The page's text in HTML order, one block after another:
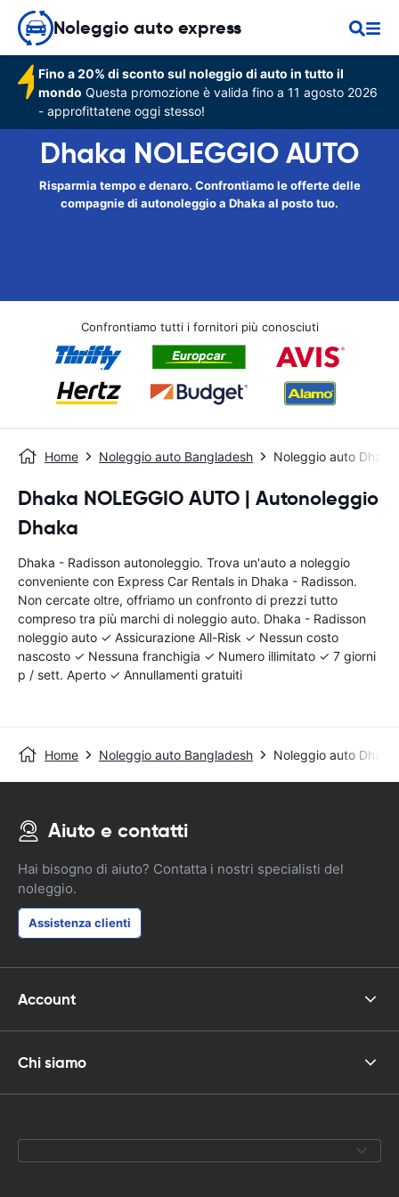
Noleggio auto express
Fino a 20% di sconto sul noleggio di auto in tutto il
mondo Questa promozione è valida fino a 11 agosto 2026
- approfittatene oggi stesso!
Dhaka NOLEGGIO AUTO
Risparmia tempo e denaro. Confrontiamo le offerte delle
compagnie di autonoleggio a Dhaka al posto tuo.
Confrontiamo tutti i fornitori più conosciuti
Home Noleggio auto Bangladesh Noleggio auto
Dhaka NOLEGGIO AUTO | Autonoleggio
Dhaka
Dhaka - Radisson autonoleggio. Trova un'auto a noleggio
conveniente con Express Car Rentals in Dhaka - Radisson.
Non cercate oltre, offriamo un confronto di prezzi tutto
compreso tra più marchi di noleggio auto. Dhaka - Radisson
noleggio auto ✓ Assicurazione All-Risk ✓ Nessun costo
nascosto ✓ Nessuna franchigia ✓ Numero illimitato ✓ 7 giorni
p / sett. Aperto ✓ Annullamenti gratuiti
Home Noleggio auto Bangladesh Noleggio auto
Aiuto e contatti
Hai bisogno di aiuto? Contatta i nostri specialisti del
noleggio.
Assistenza clienti
Account
Chi siamo